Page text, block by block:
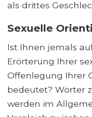
als drittes
Sexuelle
Ist Ihnen jemals
Erörterung Ihrer
Offenlegung Ihrer
bedeutet? Wörter
werden im